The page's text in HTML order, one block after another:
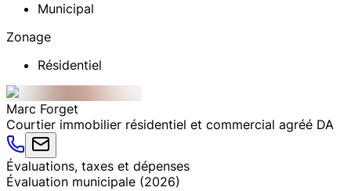
Municipal
Zonage
Résidentiel
Marc Forget
Courtier immobilier résidentiel et commercial agréé DA
Évaluations, taxes et dépenses
Évaluation municipale (2026)